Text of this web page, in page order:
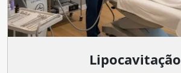
Lipocavitação